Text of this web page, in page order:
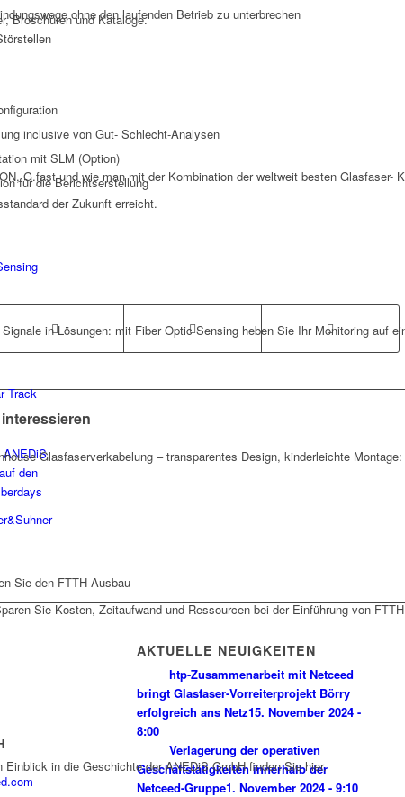
Broschüren und Kataloge.
G.fast und wie man mit der Kombination der weltweit besten Glasfaser-
der Zukunft erreicht.
in Lösungen: mit Fiber Optic Sensing heben Sie Ihr Monitoring auf
Track
Glasfaserverkabelung – transparentes Design, kinderleichte
Sie den FTTH-Ausbau
Sie Kosten, Zeitaufwand und Ressourcen bei der Einführung von
Einblick in die Geschichte der ANEDiS GmbH finden Sie hier.
ohne den laufenden Betrieb zu unterbrechen
inclusive von Gut- Schlecht-Analysen
mit SLM (Option)
für die Berichtserstellung
AKTUELLE NEUIGKEITEN
htp-Zusammenarbeit mit Netceed
bringt Glasfaser-Vorreiterprojekt Börry
erfolgreich ans Netz15. November 2024 -
8:00
Verlagerung der operativen
Geschäftstätigkeiten innerhalb der
Netceed-Gruppe1. November 2024 - 9:10